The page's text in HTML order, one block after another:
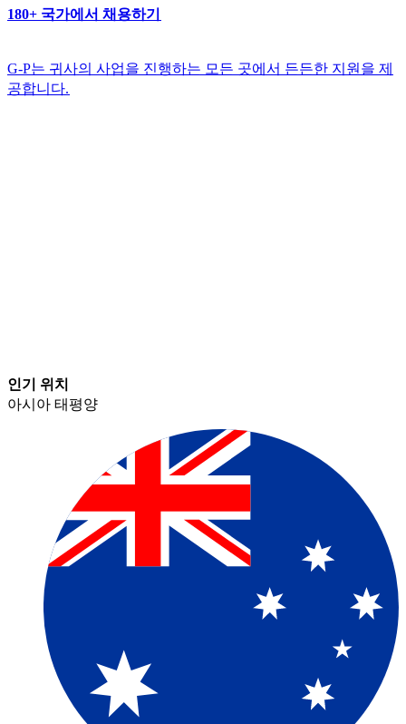
180+ 국가에서 채용하기​​
G-P는 귀사의 사업을 진행하는 모든 곳에서 든든한 지원을 제
공합니다.​​
인기 위치​​
아시아 태평양​​